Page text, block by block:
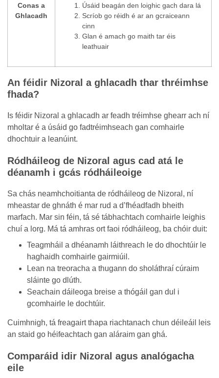
Conas a
Ghlacadh
Úsáid beagán den loighic gach dara lá
Scríob go réidh é ar an gcraiceann
cinn
Glan é amach go maith tar éis
leathuair
An féidir Nizoral a ghlacadh thar thréimhse
fhada?
Is féidir Nizoral a ghlacadh ar feadh tréimhse ghearr ach ní
mholtar é a úsáid go fadtréimhseach gan comhairle
dhochtuir a leanúint.
Ródháileog de Nizoral agus cad atá le
déanamh i gcás ródháileoige
Sa chás neamhchoitianta de ródháileog de Nizoral, ní
mheastar de ghnáth é mar rud a d’fhéadfadh bheith
marfach. Mar sin féin, tá sé tábhachtach comhairle leighis
chuí a lorg. Má tá amhras ort faoi ródháileog, ba chóir duit:
Teagmháil a dhéanamh láithreach le do dhochtúir le
haghaidh comhairle gairmiúil.
Lean na treoracha a thugann do sholáthraí cúraim
sláinte go dlúth.
Seachain dáileoga breise a thógáil gan dul i
gcomhairle le dochtúir.
Cuimhnigh, tá freagairt thapa riachtanach chun déileáil leis
an staid go héifeachtach gan aláraim gan ghá.
Comparáid idir Nizoral agus analógacha
eile